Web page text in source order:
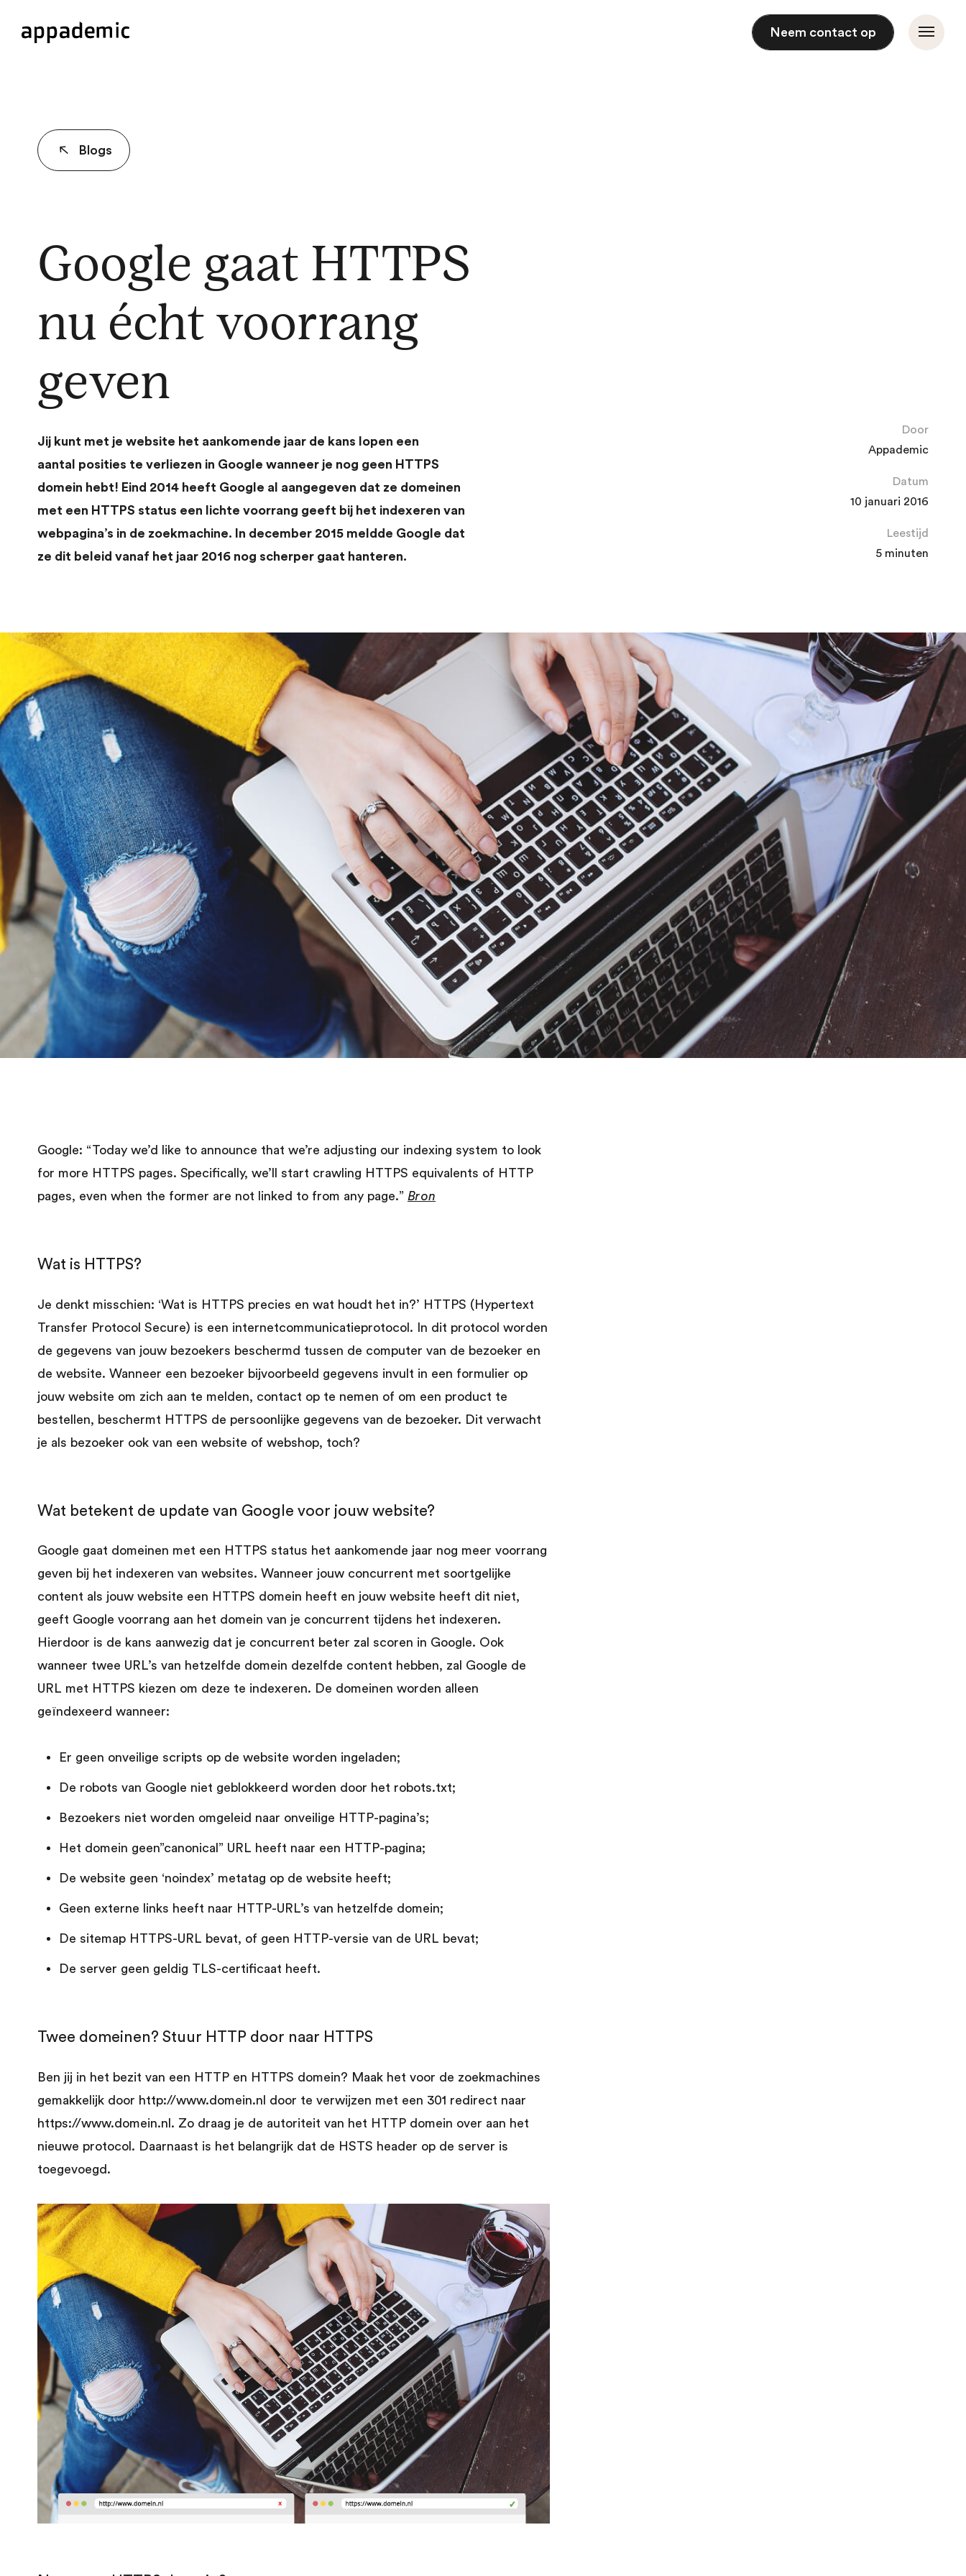
Neem contact op
Blogs
Google gaat HTTPS
nu écht voorrang
geven
Jij kunt met je website het aankomende jaar de kans lopen een
aantal posities te verliezen in Google wanneer je nog geen HTTPS
domein hebt! Eind 2014 heeft Google al aangegeven dat ze domeinen
met een HTTPS status een lichte voorrang geeft bij het indexeren van
webpagina’s in de zoekmachine. In december 2015 meldde Google dat
ze dit beleid vanaf het jaar 2016 nog scherper gaat hanteren.
Door
Appademic
Datum
10 januari 2016
Leestijd
5 minuten
Google: “Today we’d like to announce that we’re adjusting our indexing system to look
for more HTTPS pages. Specifically, we’ll start crawling HTTPS equivalents of HTTP
pages, even when the former are not linked to from any page.” Bron
Wat is HTTPS?
Je denkt misschien: ‘Wat is HTTPS precies en wat houdt het in?’ HTTPS (Hypertext
Transfer Protocol Secure) is een internetcommunicatieprotocol. In dit protocol worden
de gegevens van jouw bezoekers beschermd tussen de computer van de bezoeker en
de website. Wanneer een bezoeker bijvoorbeeld gegevens invult in een formulier op
jouw website om zich aan te melden, contact op te nemen of om een product te
bestellen, beschermt HTTPS de persoonlijke gegevens van de bezoeker. Dit verwacht
je als bezoeker ook van een website of webshop, toch?
Wat betekent de update van Google voor jouw website?
Google gaat domeinen met een HTTPS status het aankomende jaar nog meer voorrang
geven bij het indexeren van websites. Wanneer jouw concurrent met soortgelijke
content als jouw website een HTTPS domein heeft en jouw website heeft dit niet,
geeft Google voorrang aan het domein van je concurrent tijdens het indexeren.
Hierdoor is de kans aanwezig dat je concurrent beter zal scoren in Google. Ook
wanneer twee URL’s van hetzelfde domein dezelfde content hebben, zal Google de
URL met HTTPS kiezen om deze te indexeren. De domeinen worden alleen
geïndexeerd wanneer:
Er geen onveilige scripts op de website worden ingeladen;
De robots van Google niet geblokkeerd worden door het robots.txt;
Bezoekers niet worden omgeleid naar onveilige HTTP-pagina’s;
Het domein geen”canonical” URL heeft naar een HTTP-pagina;
De website geen ‘noindex’ metatag op de website heeft;
Geen externe links heeft naar HTTP-URL’s van hetzelfde domein;
De sitemap HTTPS-URL bevat, of geen HTTP-versie van de URL bevat;
De server geen geldig TLS-certificaat heeft.
Twee domeinen? Stuur HTTP door naar HTTPS
Ben jij in het bezit van een HTTP en HTTPS domein? Maak het voor de zoekmachines
gemakkelijk door http://www.domein.nl door te verwijzen met een 301 redirect naar
https://www.domein.nl. Zo draag je de autoriteit van het HTTP domein over aan het
nieuwe protocol. Daarnaast is het belangrijk dat de HSTS header op de server is
toegevoegd.